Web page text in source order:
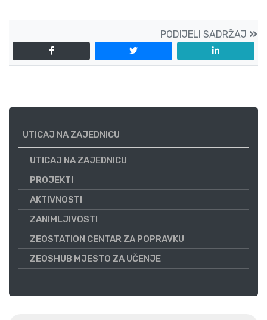
PODIJELI SADRŽAJ
UTICAJ NA ZAJEDNICU
UTICAJ NA ZAJEDNICU
PROJEKTI
AKTIVNOSTI
ZANIMLJIVOSTI
ZEOSTATION CENTAR ZA POPRAVKU
ZEOSHUB MJESTO ZA UČENJE